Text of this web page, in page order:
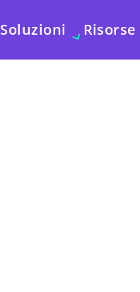
Soluzioni Risorse